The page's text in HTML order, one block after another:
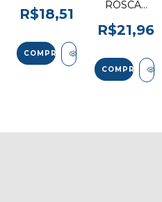
R$18,51
COMPRAR
ROSCA
603
R$21,96
COMPRAR